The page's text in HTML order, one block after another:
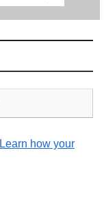
Learn how your